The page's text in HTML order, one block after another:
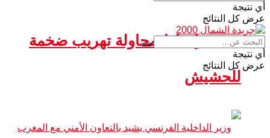
سبتة.. إحباط محاولة تهريب ضخمة
للحشيش
أي نتيجة
عرض كل النتائج
أي نتيجة
عرض كل النتائج